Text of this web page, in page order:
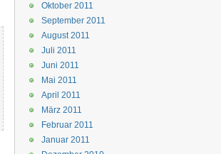
Oktober 2011
September 2011
August 2011
Juli 2011
Juni 2011
Mai 2011
April 2011
März 2011
Februar 2011
Januar 2011